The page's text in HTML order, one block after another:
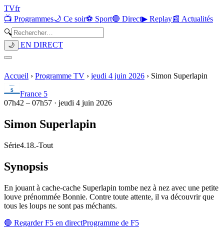
TVfr
📺 Programmes🌙 Ce soir⚽ Sport🔴 Direct▶ Replay📰 Actualités
🔍
🌙 EN DIRECT
Accueil › Programme TV › jeudi 4 juin 2026 › Simon Superlapin
France 5
07h42 – 07h57 · jeudi 4 juin 2026
Simon Superlapin
Série4.18.-Tout
Synopsis
En jouant à cache-cache Superlapin tombe nez à nez avec une petite
louve prénommée Bonnie. Contre toute attente, il va découvrir que
tous les loups ne sont pas méchants.
🔴 RegarderF5 en directProgramme de F5